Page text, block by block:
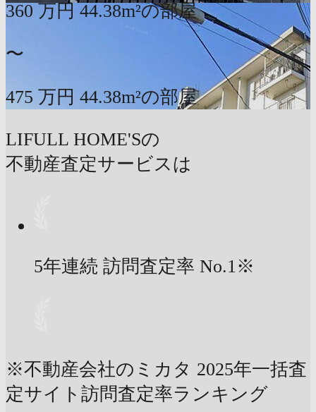
360 万円 44.38m²の部屋
〜
475 万円 44.38m²の部屋
LIFULL HOME'Sの
不動産査定サービスは
5年連続 訪問査定率 No.1※
※不動産会社のミカタ 2025年一括査
定サイト訪問査定率ランキング